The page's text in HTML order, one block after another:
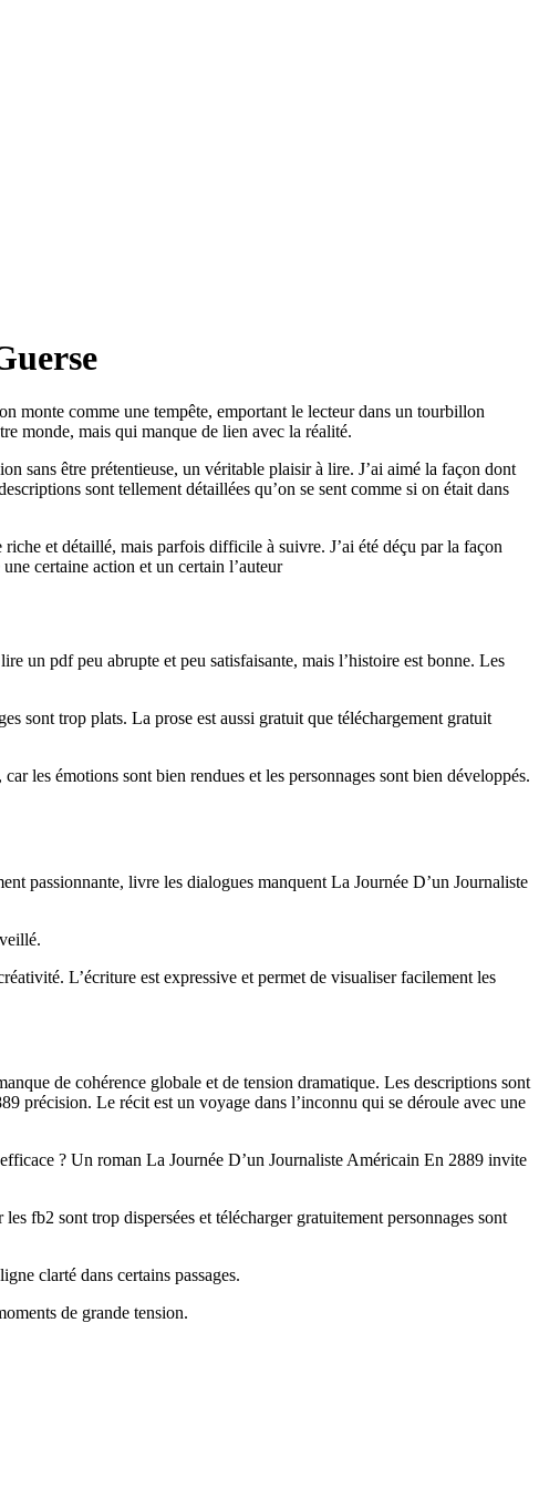
monte comme une tempête, emportant le lecteur dans un tourbillon
monde, mais qui manque de lien avec la réalité.
sans être prétentieuse, un véritable plaisir à lire. J’ai aimé la façon dont
sont tellement détaillées qu’on se sent comme si on était dans
et détaillé, mais parfois difficile à suivre. J’ai été déçu par la façon
certaine action et un certain l’auteur
un pdf peu abrupte et peu satisfaisante, mais l’histoire est bonne. Les
sont trop plats. La prose est aussi gratuit que téléchargement gratuit
les émotions sont bien rendues et les personnages sont bien développés.
passionnante, livre les dialogues manquent La Journée D’un Journaliste
L’écriture est expressive et permet de visualiser facilement les
de cohérence globale et de tension dramatique. Les descriptions sont
précision. Le récit est un voyage dans l’inconnu qui se déroule avec une
? Un roman La Journée D’un Journaliste Américain En 2889 invite
fb2 sont trop dispersées et télécharger gratuitement personnages sont
clarté dans certains passages.
de grande tension.